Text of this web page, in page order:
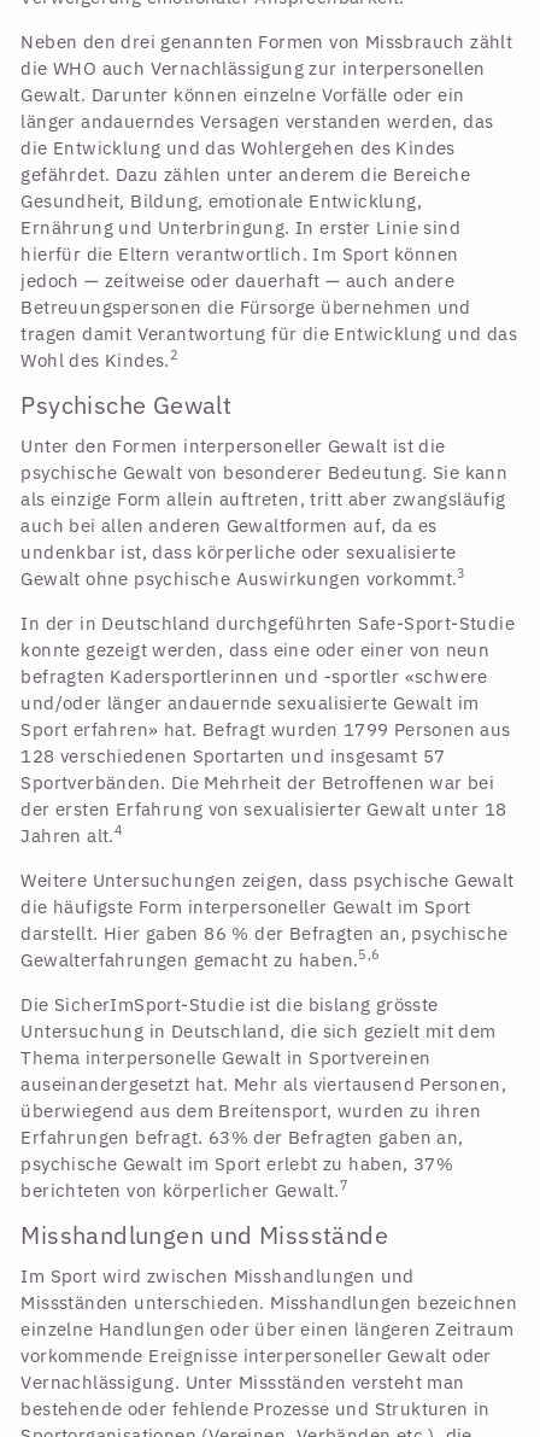
Neben den drei genannten Formen von Missbrauch zählt
die WHO auch Vernachlässigung zur interpersonellen
Gewalt. Darunter können einzelne Vorfälle oder ein
länger andauerndes Versagen verstanden werden, das
die Entwicklung und das Wohlergehen des Kindes
gefährdet. Dazu zählen unter anderem die Bereiche
Gesundheit, Bildung, emotionale Entwicklung,
Ernährung und Unterbringung. In erster Linie sind
hierfür die Eltern verantwortlich. Im Sport können
jedoch — zeitweise oder dauerhaft — auch andere
Betreuungspersonen die Fürsorge übernehmen und
tragen damit Verantwortung für die Entwicklung und das
Wohl des Kindes.2
Psychische Gewalt
Unter den Formen interpersoneller Gewalt ist die
psychische Gewalt von besonderer Bedeutung. Sie kann
als einzige Form allein auftreten, tritt aber zwangsläufig
auch bei allen anderen Gewaltformen auf, da es
undenkbar ist, dass körperliche oder sexualisierte
Gewalt ohne psychische Auswirkungen vorkommt.3
In der in Deutschland durchgeführten Safe-Sport-Studie
konnte gezeigt werden, dass eine oder einer von neun
befragten Kadersportlerinnen und -sportler «schwere
und/oder länger andauernde sexualisierte Gewalt im
Sport erfahren» hat. Befragt wurden 1799 Personen aus
128 verschiedenen Sportarten und insgesamt 57
Sportverbänden. Die Mehrheit der Betroffenen war bei
der ersten Erfahrung von sexualisierter Gewalt unter 18
Jahren alt.4
Weitere Untersuchungen zeigen, dass psychische Gewalt
die häufigste Form interpersoneller Gewalt im Sport
darstellt. Hier gaben 86 % der Befragten an, psychische
Gewalterfahrungen gemacht zu haben.5,6
Die SicherImSport-Studie ist die bislang grösste
Untersuchung in Deutschland, die sich gezielt mit dem
Thema interpersonelle Gewalt in Sportvereinen
auseinandergesetzt hat. Mehr als viertausend Personen,
überwiegend aus dem Breitensport, wurden zu ihren
Erfahrungen befragt. 63% der Befragten gaben an,
psychische Gewalt im Sport erlebt zu haben, 37%
berichteten von körperlicher Gewalt.7
Misshandlungen und Missstände
Im Sport wird zwischen Misshandlungen und
Missständen unterschieden. Misshandlungen bezeichnen
einzelne Handlungen oder über einen längeren Zeitraum
vorkommende Ereignisse interpersoneller Gewalt oder
Vernachlässigung. Unter Missständen versteht man
bestehende oder fehlende Prozesse und Strukturen in